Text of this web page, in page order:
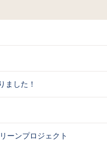
ました！
ーンプロジェクト